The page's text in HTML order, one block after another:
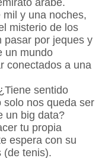
árabe.
y una noches,
misterio de los
pasar por jeques y
un mundo
conectados a una
sentido
solo nos queda ser
un big data?
tu propia
espera con su
(de tenis).